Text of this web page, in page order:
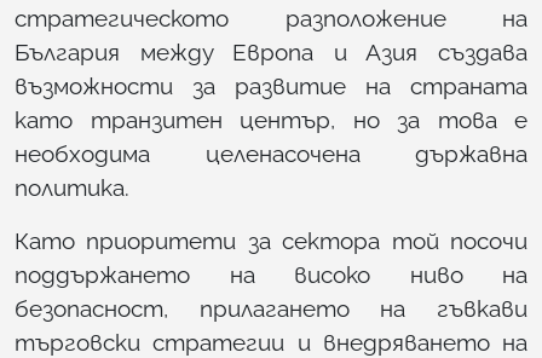
стратегическото разположение на
България между Европа и Азия създава
възможности за развитие на страната
като транзитен център, но за това е
необходима целенасочена държавна
политика.
Като приоритети за сектора той посочи
поддържането на високо ниво на
безопасност, прилагането на гъвкави
търговски стратегии и внедряването на